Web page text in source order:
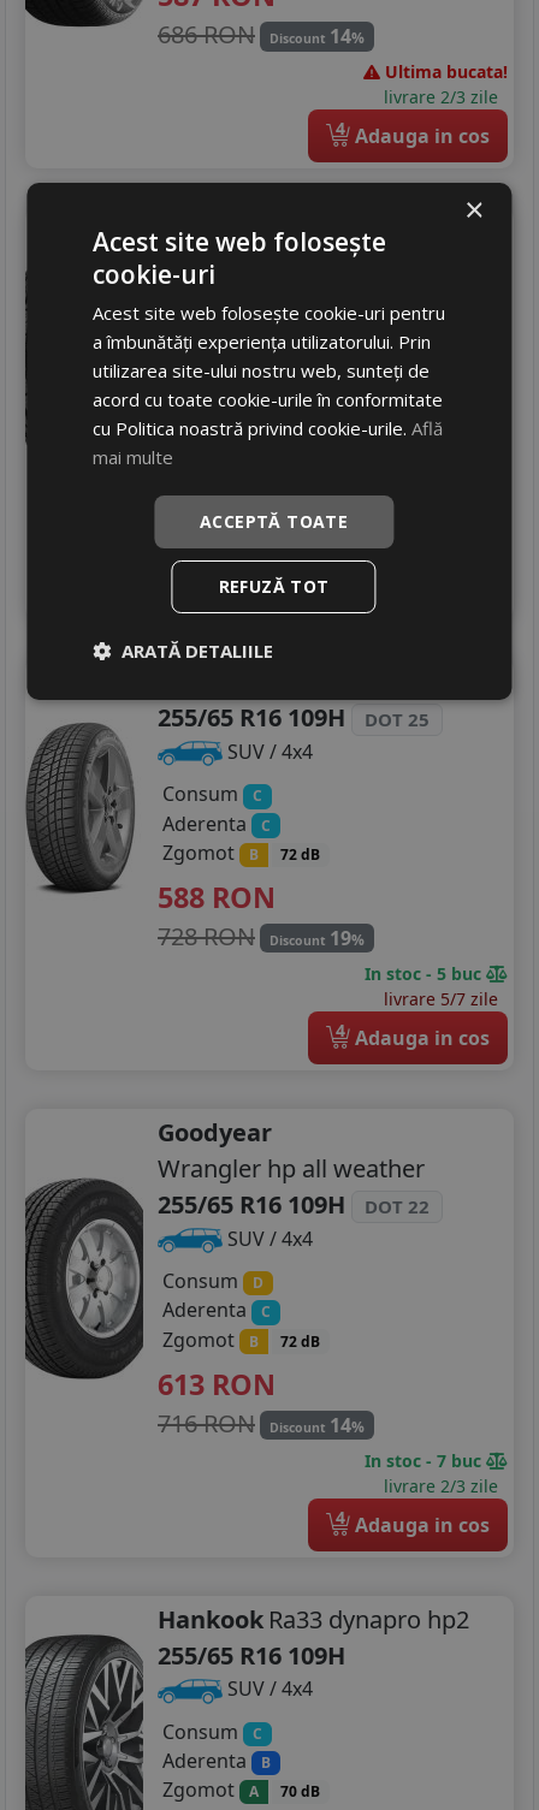
686 RON Discount 14%
Ultima bucata!
livrare 2/3 zile
4 Adauga in cos
YokohamaGeolandar a/t g015
255/65 R16 109H
SUV / 4x4
Consum E
Aderenta C
Zgomot B 72 dB
673RON
In stoc - peste 12 buc
livrare 5/7 zile
255/65 R16 109H
DOT 25
SUV / 4x4
Consum
C
Aderenta C
Zgomot B 72 dB
588 RON
728 RON Discount 19%
In stoc - 5 buc
livrare 5/7 zile
4 Adauga in cos
Goodyear
Wrangler hp all weather
255/65 R16 109H
DOT 22
SUV / 4x4
Consum
D
Aderenta C
Zgomot B 72 dB
613 RON
716 RON Discount 14%
In stoc - 7 buc
livrare 2/3 zile
4 Adauga in cos
Hankook Ra33 dynapro hp2
255/65 R16 109H
SUV / 4x4
Consum
C
Aderenta B
Zgomot A 70 dB
×
Acest site web folosește
cookie-uri
Acest site web folosește cookie-uri pentru
a îmbunătăți experiența utilizatorului. Prin
utilizarea site-ului nostru web, sunteți de
acord cu toate cookie-urile în conformitate
cu Politica noastră privind cookie-urile.Află
mai multe
ACCEPTĂ TOATE
REFUZĂ TOT
ARATĂ DETALIILE